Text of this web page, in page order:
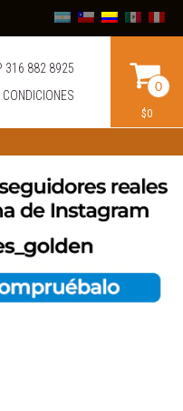
316 882 8925
0
$0